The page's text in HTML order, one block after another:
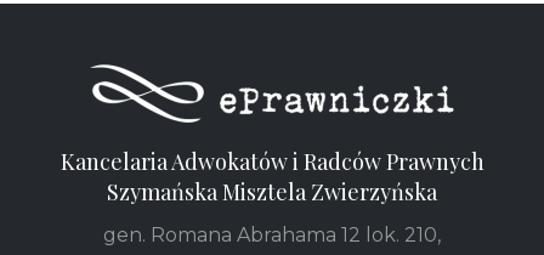
Kancelaria Adwokatów i Radców Prawnych
Szymańska Misztela Zwierzyńska
gen. Romana Abrahama 12 lok. 210,